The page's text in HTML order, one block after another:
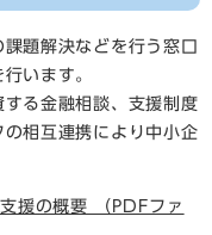
題解決などを行う窓口
います。
る金融相談、支援制度
相互連携により中小企
援の概要 （PDFファ